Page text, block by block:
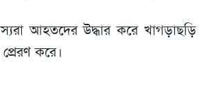
আহতদের উদ্ধার করে খাগড়াছড়ি
করে।